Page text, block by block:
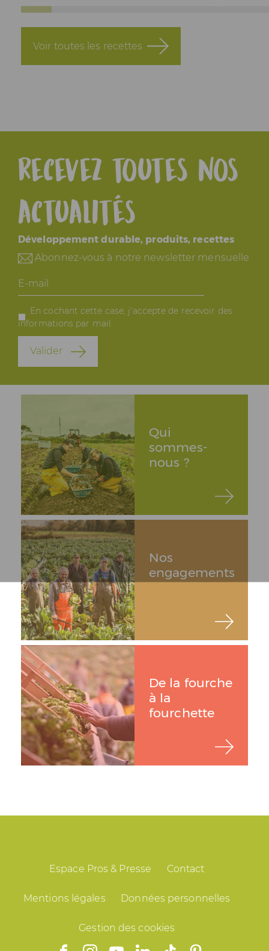
Voir toutes les recettes
Recevez toutes nos
actualités
Développement durable, produits, recettes
Abonnez-vous à notre newsletter mensuelle
E-
mail
En cochant cette case, j'accepte de recevoir des
informations par mail.
Valider
Qui
sommes-
nous ?
Nos
engagements
De la fourche
à la
fourchette
Espace Pros & Presse Contact
Mentions légales Données personnelles
Gestion des cookies